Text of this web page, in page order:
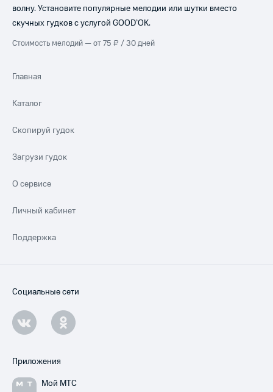
волну. Установите популярные мелодии или шутки вместо
скучных гудков с услугой GOOD’OK.
Стоимость мелодий — от 75 ₽ / 30 дней
Главная
Каталог
Скопируй гудок
Загрузи гудок
О сервисе
Личный кабинет
Поддержка
Социальные сети
Приложения
Мой МТС